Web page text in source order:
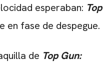
esperaban: Top
fase de despegue.
de Top Gun: